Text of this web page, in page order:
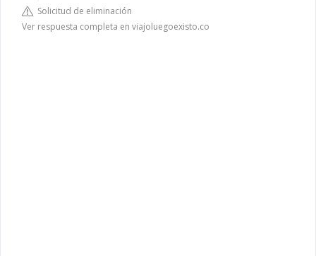
Solicitud de eliminación
Ver respuesta completa en viajoluegoexisto.co